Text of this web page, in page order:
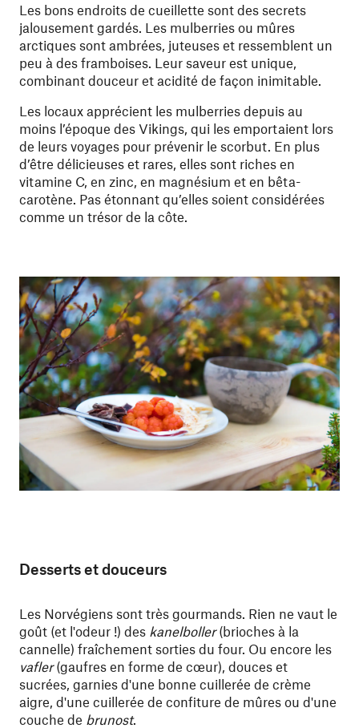
Les bons endroits de cueillette sont des secrets
jalousement gardés. Les mulberries ou mûres
arctiques sont ambrées, juteuses et ressemblent un
peu à des framboises. Leur saveur est unique,
combinant douceur et acidité de façon inimitable.
Les locaux apprécient les mulberries depuis au
moins l’époque des Vikings, qui les emportaient lors
de leurs voyages pour prévenir le scorbut. En plus
d’être délicieuses et rares, elles sont riches en
vitamine C, en zinc, en magnésium et en bêta-
carotène. Pas étonnant qu’elles soient considérées
comme un trésor de la côte.
Desserts et douceurs
Les Norvégiens sont très gourmands. Rien ne vaut le
goût (et l'odeur !) des kanelboller(brioches à la
cannelle) fraîchement sorties du four. Ou encore les
vafler(gaufres en forme de cœur), douces et
sucrées, garnies d'une bonne cuillerée de crème
aigre, d'une cuillerée de confiture de mûres ou d'une
couche de brunost.